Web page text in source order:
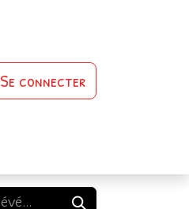
Se connecter